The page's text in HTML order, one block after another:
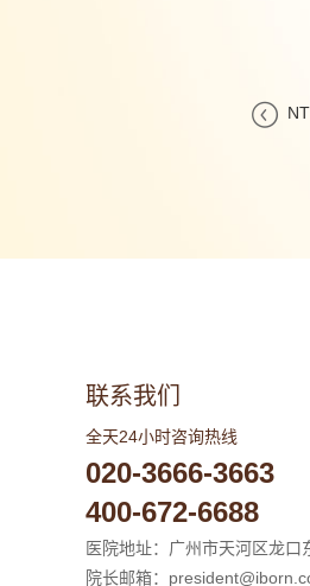

联系我们
全天24小时咨询热线
020-3666-3663
400-672-6688
医院地址：广州市天河区龙口
院长邮箱：